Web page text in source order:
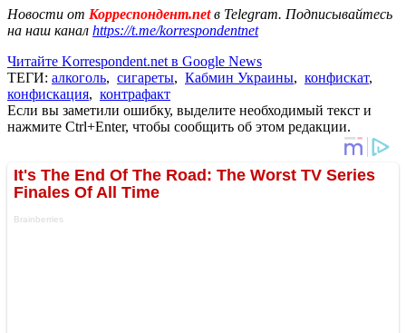
Новости от Корреспондент.netв Telegram. Подписывайтесь
на наш канал https://t.me/korrespondentnet
Читайте Korrespondent.net в Google News
ТЕГИ: алкоголь, сигареты, Кабмин Украины, конфискат,
конфискация, контрафакт
Если вы заметили ошибку, выделите необходимый текст и
нажмите Ctrl+Enter, чтобы сообщить об этом редакции.